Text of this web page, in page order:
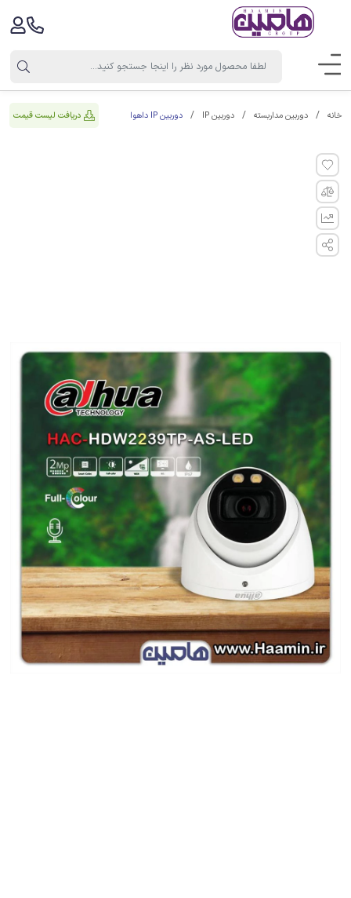
خانه دوربین مداربسته دوربین IP دوربین IP داهوا دریافت لیست قیمت